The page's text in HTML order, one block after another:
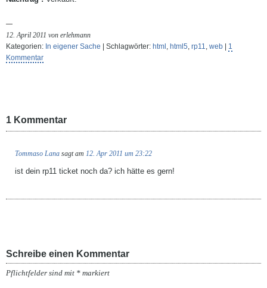
12. April 2011 von erlehmann
Kategorien: In eigener Sache | Schlagwörter: html , html5, rp11, web
1
Kommentar
1 Kommentar
Tommaso Lana sagt am 12. Apr 2011 um 23:22
ist dein rp11 ticket noch da? ich hätte es gern!
Schreibe einen Kommentar
Pflichtfelder sind mit * markiert